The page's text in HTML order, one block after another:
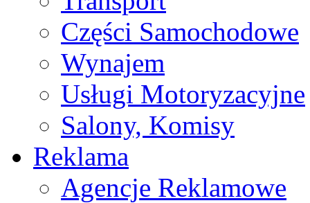
Części Samochodowe
Wynajem
Usługi Motoryzacyjne
Salony, Komisy
Reklama
Agencje Reklamowe